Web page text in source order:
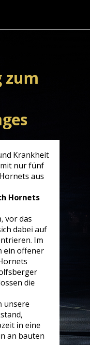
zum
Krankheit
mit nur fünf
aus
Hornets
vor das
dabei auf
Im
ein offener
die
unsere
in eine
an bauten